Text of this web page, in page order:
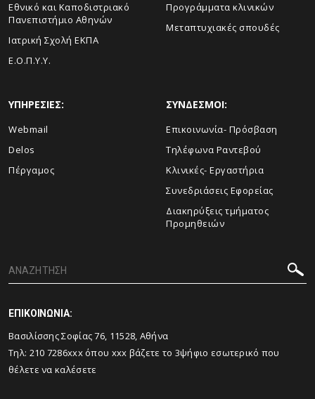
Εθνικό και Καποδιστριακό
Πανεπιστήμιο Αθηνών
Ιατρική Σχολή ΕΚΠΑ
Ε.Ο.Π.Υ.Υ.
Προγράμματα κλινικών
Μεταπτυχιακές σπουδές
ΥΠΗΡΕΣΙΕΣ:
Webmail
Delos
Πέργαμος
ΣΥΝΔΕΣΜΟΙ:
Επικοινωνία- Πρόσβαση
Τηλέφωνα Ραντεβού
Κλινικές- Εργαστήρια
Συνεδριάσεις Εφορείας
Διακηρύξεις τμήματος
Προμηθειών
ΕΠΙΚΟΙΝΩΝΙΑ:
Βασιλίσσης Σοφίας 76, 11528, Αθήνα
Τηλ: 210 7286xxx όπου xxx βάζετε το 3ψήφιο εσωτερικό που
θέλετε να καλέσετε